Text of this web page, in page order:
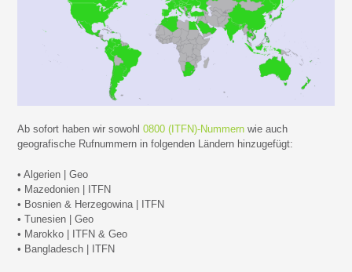
Ab sofort haben wir sowohl0800 (ITFN)-Nummern wie auch
geografische Rufnummern in folgenden Ländern hinzugefügt:
• Algerien | Geo
• Mazedonien | ITFN
• Bosnien & Herzegowina | ITFN
• Tunesien | Geo
• Marokko | ITFN & Geo
• Bangladesch | ITFN